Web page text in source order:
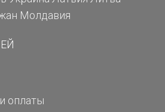
Молдавия
оплаты